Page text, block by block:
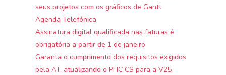
seus projetos com os gráficos de Gantt
Agenda Telefónica
Assinatura digital qualificada nas faturas é
obrigatória a partir de 1 de janeiro
Garanta o cumprimento dos requisitos exigidos
pela AT, atualizando o PHC CS para a V25